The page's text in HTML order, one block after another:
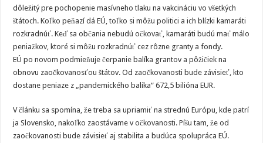
dôležitý pre pochopenie masívneho tlaku na vakcináciu vo všetkých
štátoch. Koľko peňazí dá EÚ, toľko si môžu politici a ich blízki kamaráti
rozkradnúť. Keď sa občania nebudú očkovať, kamaráti budú mať málo
peniažkov, ktoré si môžu rozkradnúť cez rôzne granty a fondy.
EÚ po novom podmieňuje čerpanie balíka grantov a pôžičiek na
obnovu zaočkovanosťou štátov. Od zaočkovanosti bude závisieť, kto
dostane peniaze z „pandemického balíka“ 672,5 bilióna EUR.
V článku sa spomína, že treba sa upriamiť na strednú Európu, kde patrí
ja Slovensko, nakoľko zaostávame v očkovanosti. Píšu tam, že od
zaočkovanosti bude závisieť aj stabilita a budúca spolupráca EÚ.